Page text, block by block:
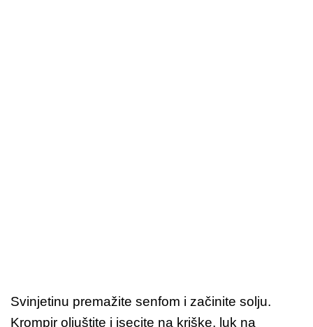
Svinjetinu premažite senfom i začinite solju.
Krompir oljuštite i isecite na kriške, luk na